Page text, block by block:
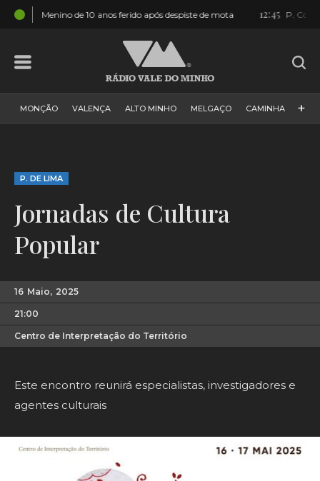
despiste de mota 12:45 P. Coura: Academia de dança já tem sede
MONÇÃO VALENÇA ALTO MINHO MELGAÇO CAMINHA
VALE DO MINHO MINHO MUNDO ESPANHA
VILA PRAIA DE ÂNCORA
+
P. DE LIMA
Jornadas de Cultura
Popular
16 Maio, 2025
21:00
Centro de Interpretação do Território
Este encontro reunirá especialistas, investigadores e
agentes culturais